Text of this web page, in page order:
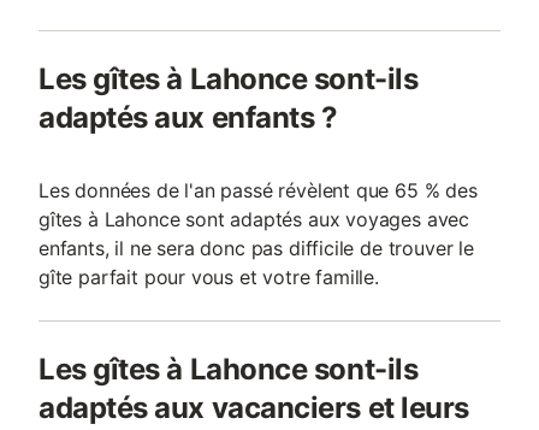
Les gîtes à Lahonce sont-ils
adaptés aux enfants ?
Les données de l'an passé révèlent que 65 % des
gîtes à Lahonce sont adaptés aux voyages avec
enfants, il ne sera donc pas difficile de trouver le
gîte parfait pour vous et votre famille.
Les gîtes à Lahonce sont-ils
adaptés aux vacanciers et leurs